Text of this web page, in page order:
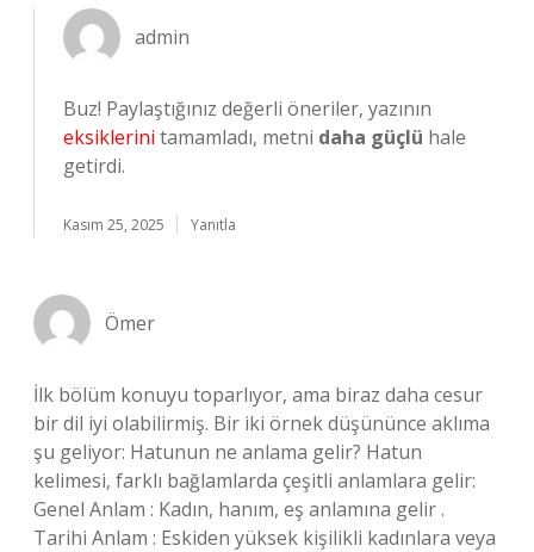
admin
Buz! Paylaştığınız değerli öneriler, yazının
eksiklerini tamamladı, metni daha güçlü hale
getirdi.
Kasım 25, 2025 Yanıtla
Ömer
İlk bölüm konuyu toparlıyor, ama biraz daha cesur
bir dil iyi olabilirmiş. Bir iki örnek düşününce aklıma
şu geliyor: Hatunun ne anlama gelir? Hatun
kelimesi, farklı bağlamlarda çeşitli anlamlara gelir:
Genel Anlam : Kadın, hanım, eş anlamına gelir .
Tarihi Anlam : Eskiden yüksek kişilikli kadınlara veya